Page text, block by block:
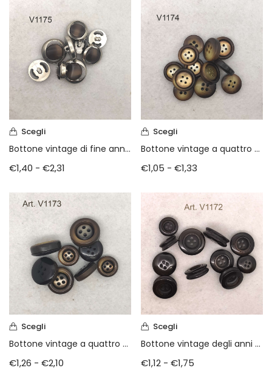
Vintage (165)
Scegli
Bottone vintage di fine anni 70
€1,40 - €2,31
Scegli
Bottone vintage a quattro fori
€1,05 - €1,33
Scegli
Bottone vintage a quattro fori anni 80
€1,26 - €2,10
Scegli
Bottone vintage degli anni 80
€1,12 - €1,75